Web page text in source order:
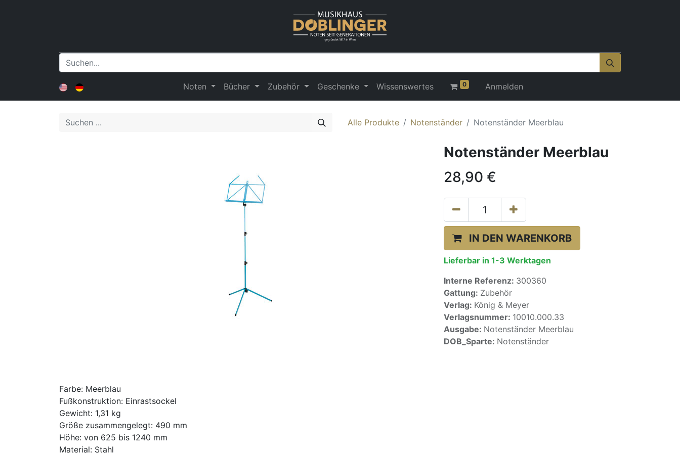
Noten Bücher Zubehör Geschenke Wissenswertes 0 Anmelden
Alle Produkte Notenständer Notenständer Meerblau
Notenständer Meerblau
28,90 €
IN DEN WARENKORB
Lieferbar in 1-3 Werktagen
Interne Referenz: 300360
Gattung: Zubehör
Verlag: König & Meyer
Verlagsnummer: 10010.000.33
Ausgabe: Notenständer Meerblau
DOB_Sparte: Notenständer
Farbe: Meerblau
Fußkonstruktion: Einrastsockel
Gewicht: 1,31 kg
Größe zusammengelegt: 490 mm
Höhe: von 625 bis 1240 mm
Material: Stahl